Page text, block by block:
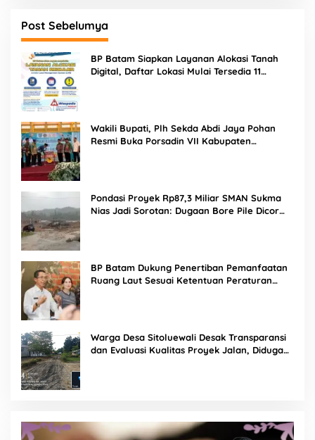
Post Sebelumya
BP Batam Siapkan Layanan Alokasi Tanah
Digital, Daftar Lokasi Mulai Tersedia 11
Wakili Bupati, Plh Sekda Abdi Jaya Pohan
Resmi Buka Porsadin VII Kabupaten
Pondasi Proyek Rp87,3 Miliar SMAN Sukma
Nias Jadi Sorotan: Dugaan Bore Pile Dicor
BP Batam Dukung Penertiban Pemanfaatan
Ruang Laut Sesuai Ketentuan Peraturan
Warga Desa Sitoluewali Desak Transparansi
dan Evaluasi Kualitas Proyek Jalan, Diduga